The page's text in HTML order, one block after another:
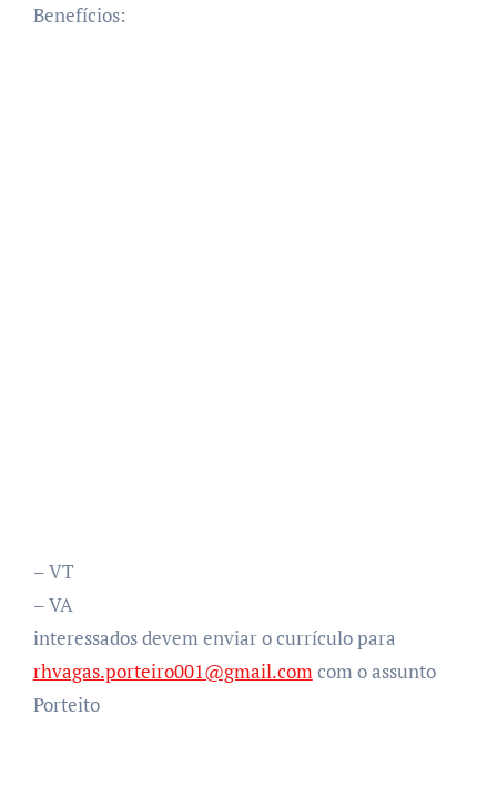
Benefícios:
– VT
– VA
interessados devem enviar o currículo para
rhvagas.porteiro001@gmail.comcom o assunto
Porteito